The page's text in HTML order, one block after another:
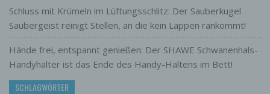
Schluss mit Krümeln im Lüftungsschlitz: Der Sauberkugel
Saubergeist reinigt Stellen, an die kein Lappen rankommt!
Hände frei, entspannt genießen: Der SHAWE Schwanenhals-
Handyhalter ist das Ende des Handy-Haltens im Bett!
SCHLAGWÖRTER
das Recht der Mitgliedstaaten vorgegeben,
so kann der Verantwortliche
beziehungsweise können die bestimmten
Unionsrecht oder dem Recht der
Mitgliedstaaten vorgesehen werden.
h) Auftragsverarbeiter